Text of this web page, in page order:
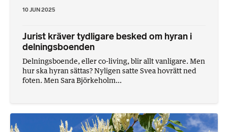
10 JUN 2025
Jurist kräver tydligare besked om hyran i
delningsboenden
Delningsboende, eller co-living, blir allt vanligare. Men
hur ska hyran sättas? Nyligen satte Svea hovrätt ned
foten. Men Sara Björkeholm...